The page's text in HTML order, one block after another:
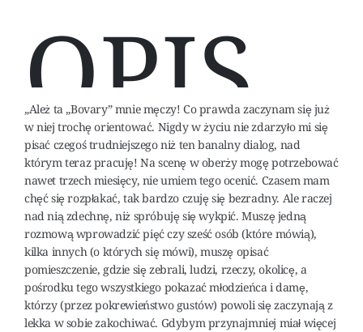
OPIS
„Ależ ta „Bovary” mnie męczy! Co prawda zaczynam się już
w niej trochę orientować. Nigdy w życiu nie zdarzyło mi się
pisać czegoś trudniejszego niż ten banalny dialog, nad
którym teraz pracuję! Na scenę w oberży mogę potrzebować
nawet trzech miesięcy, nie umiem tego ocenić. Czasem mam
chęć się rozpłakać, tak bardzo czuję się bezradny. Ale raczej
nad nią zdechnę, niż spróbuję się wykpić. Muszę jedną
rozmową wprowadzić pięć czy sześć osób (które mówią),
kilka innych (o których się mówi), muszę opisać
pomieszczenie, gdzie się zebrali, ludzi, rzeczy, okolicę, a
pośrodku tego wszystkiego pokazać młodzieńca i damę,
którzy (przez pokrewieństwo gustów) powoli się zaczynają z
lekka w sobie zakochiwać. Gdybym przynajmniej miał więcej